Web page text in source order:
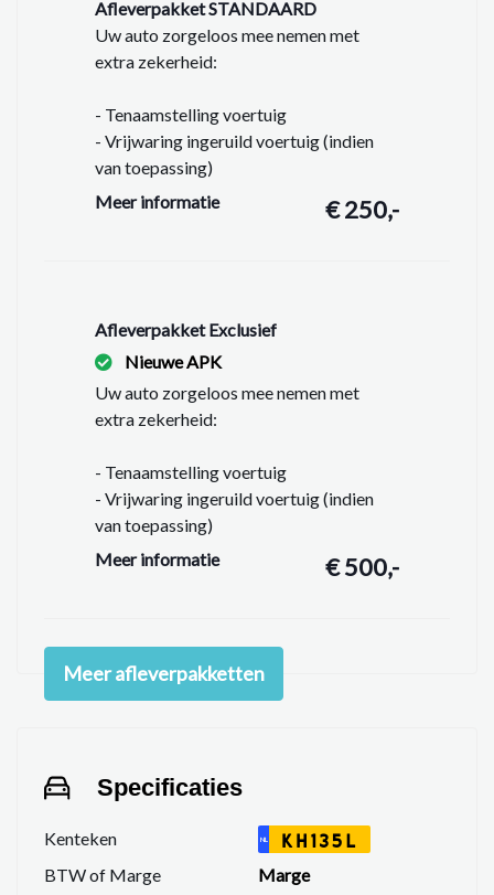
op met de verkoper voor uw aanvullende vragen.
Afleverpakket STANDAARD
Uw auto zorgeloos mee nemen met
extra zekerheid:
- Tenaamstelling voertuig
- Vrijwaring ingeruild voertuig (indien
van toepassing)
- Vloeistoffen controleren en op peil
- Geen Garantie
Meer informatie € 250,-
Afleverpakket Exclusief
Nieuwe APK
Uw auto zorgeloos mee nemen met
extra zekerheid:
- Tenaamstelling voertuig
- Vrijwaring ingeruild voertuig (indien
van toepassing)
- Vloeistoffen controleren en op peil
- APK minimaal 11 maanden geldig
- Onderhoudsbeurt, zodat u minimaal
Meer informatie € 500,-
Meer afleverpakketten
Specificaties
Kenteken NL KH135L
BTW of Marge
Marge